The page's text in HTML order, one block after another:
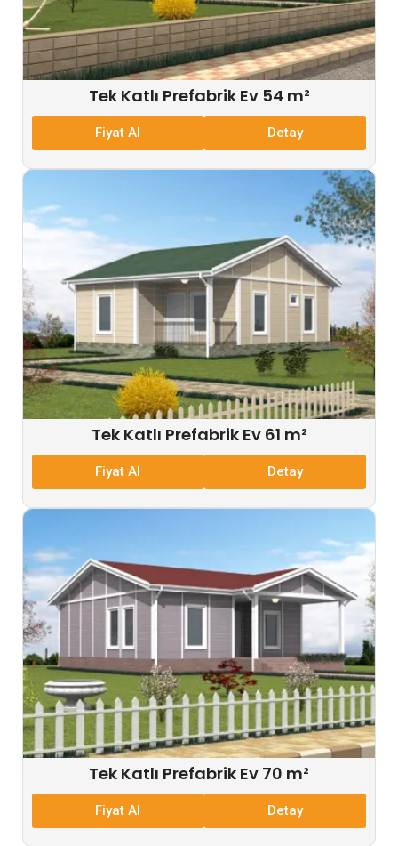
Tek Katlı Prefabrik Ev 54 m²
Fiyat Al Detay
Tek Katlı Prefabrik Ev 61 m²
Fiyat Al Detay
Tek Katlı Prefabrik Ev 70 m²
Fiyat Al Detay